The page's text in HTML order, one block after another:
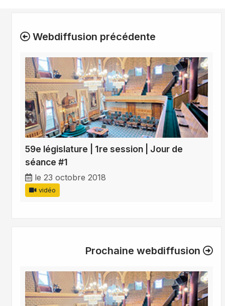
Webdiffusion précédente
59e législature | 1re session | Jour de
séance #1
le 23 octobre 2018
vidéo
Prochaine webdiffusion